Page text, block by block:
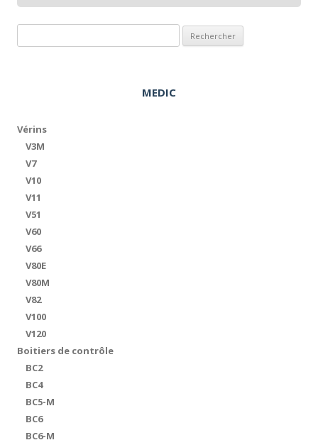
MEDIC
Vérins
V3M
V7
V10
V11
V51
V60
V66
V80E
V80M
V82
V100
V120
Boitiers de contrôle
BC2
BC4
BC5-M
BC6
BC6-M